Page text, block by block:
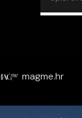
magme.hr